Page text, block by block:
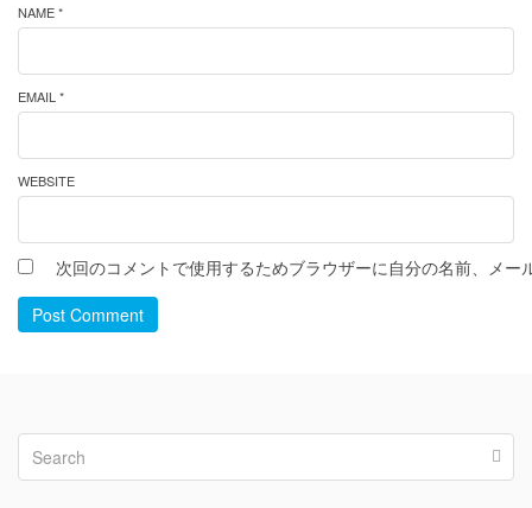
NAME *
EMAIL *
WEBSITE
次回のコメントで使用するためブラウザーに自分の名前、メー
Post Comment